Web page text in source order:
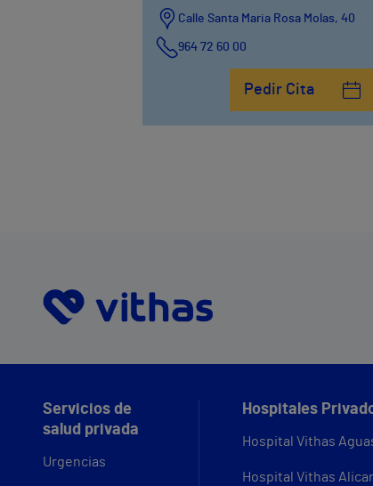
Calle Santa Maria Rosa Molas, 40
964 72 60 00
Pedir Cita
Servicios de
salud privada
Urgencias
Hospitales
Hospital Vithas
Hospital Vithas